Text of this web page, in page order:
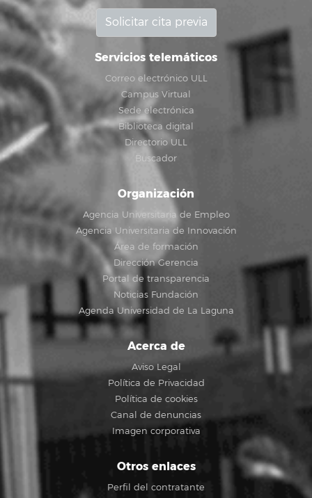
Solicitar cita previa
Servicios telemáticos
Correo electrónico ULL
Campus Virtual
Sede electrónica
Biblioteca digital
Directorio ULL
Buscador
Organización
Agencia Universitaria de Empleo
Agencia Universitaria de Innovación
Área de formación
Dirección Gerencia
Portal de transparencia
Noticias Fundación
Agenda Universidad de La Laguna
Acerca de
Aviso Legal
Política de Privacidad
Política de cookies
Canal de denuncias
Imagen corporativa
Otros enlaces
Perfil del contratante